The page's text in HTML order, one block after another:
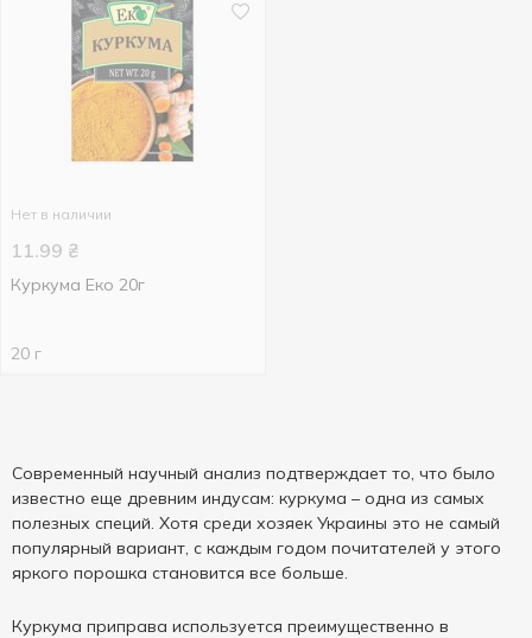
Нет в наличии
11.99 ₴
Куркума Еко 20г
20 г
Современный научный анализ подтверждает то, что было
известно еще древним индусам: куркума – одна из самых
полезных специй. Хотя среди хозяек Украины это не самый
популярный вариант, с каждым годом почитателей у этого
яркого порошка становится все больше.
Куркума приправа используется преимущественно в